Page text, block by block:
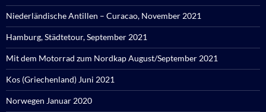
Niederländische Antillen – Curacao, November 2021
Hamburg, Städtetour, September 2021
Mit dem Motorrad zum Nordkap August/September 2021
Kos (Griechenland) Juni 2021
Norwegen Januar 2020